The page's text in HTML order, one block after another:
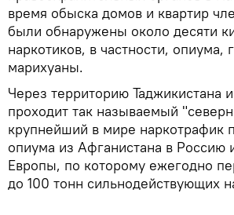
время обыска домов и квартир
были обнаружены около десяти
наркотиков, в частности, опиума,
марихуаны.
Через территорию Таджикистана
проходит так называемый
крупнейший в мире наркотрафик
опиума из Афганистана в Россию
Европы, по которому ежегодно
до 100 тонн сильнодействующих